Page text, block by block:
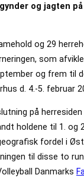
og jagten
og 29
som
og frem til
d. 4.-5. februar
på
holdene til 1. og
fordel i
til disse to
Danmarks